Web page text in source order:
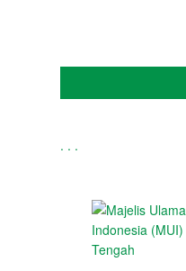
. . .